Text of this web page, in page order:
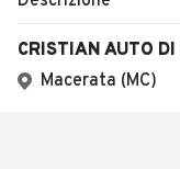
CRISTIAN AUTO
Macerata (MC)